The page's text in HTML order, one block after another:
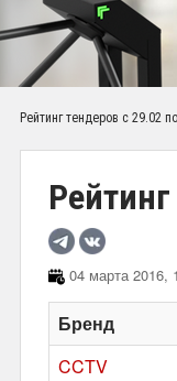
Рейтинг тендеров с 29.02
04 марта 2016,
Бренд
CCTV